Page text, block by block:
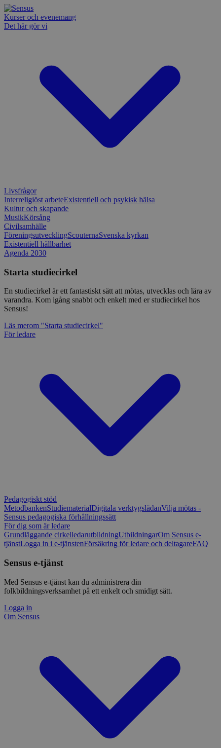
Kurser och evenemang
Det här gör vi
Livsfrågor
Interreligiöst arbeteExistentiell och psykisk hälsa
Kultur och skapande
MusikKörsång
Civilsamhälle
FöreningsutvecklingScouternaSvenska kyrkan
Existentiell hållbarhet
Agenda 2030
Starta studiecirkel
En studiecirkel är ett fantastiskt sätt att mötas, utvecklas och lära av
varandra. Kom igång snabbt och enkelt med er studiecirkel hos
Sensus!
Läs merom "Starta studiecirkel"
För ledare
Pedagogiskt stöd
MetodbankenStudiematerialDigitala verktygslådanVilja mötas -
Sensus pedagogiska förhållningssätt
För dig som är ledare
Grundläggande cirkelledarutbildningUtbildningarOm Sensus e-
tjänstLogga in i e-tjänstenFörsäkring för ledare och deltagareFAQ
Sensus e-tjänst
Med Sensus e-tjänst kan du administrera din
folkbildningsverksamhet på ett enkelt och smidigt sätt.
Logga in
Om Sensus